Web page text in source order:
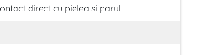
direct cu pielea si parul.